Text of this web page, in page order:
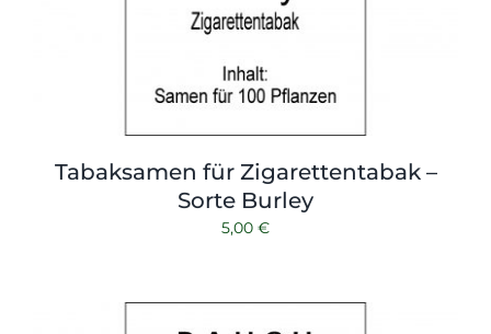
Tabaksamen für Zigarettentabak –
Sorte Burley
5,00 €